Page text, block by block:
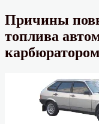
Причины
топлива
карбюратором